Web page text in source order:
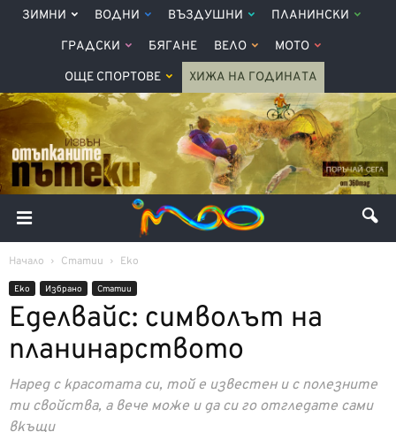
ЗИМНИ ВОДНИ ВЪЗДУШНИ ПЛАНИНСКИ
ГРАДСКИ БЯГАНЕ ВЕЛО МОТО
ОЩЕ СПОРТОВЕ ХИЖА НА ГОДИНАТА
Начало Статии Еко
Еко Избрано Статии
Еделвайс: символът на
планинарството
Наред с красотата си, той е известен и с полезните
ти свойства, а вече може и да си го отгледате сами
вкъщи